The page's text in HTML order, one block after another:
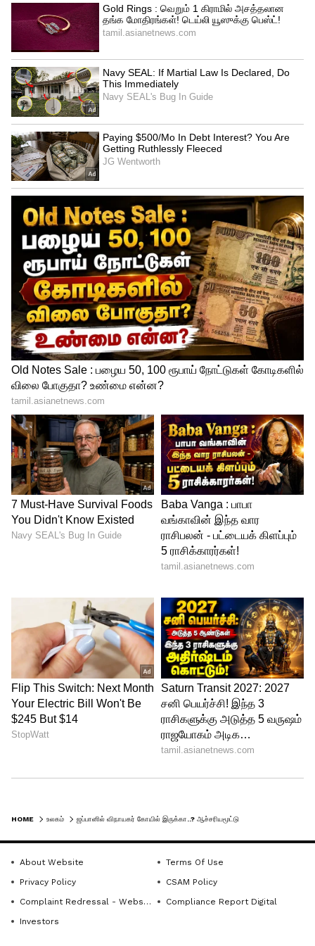
வழங்கப்படுகின்றது.
இதில் சுவாரசியம் என்னவென்றால்
இங்கிருக்கும் விநாயகர் கஷ்டங்களை
நீக்கும் கடவுளாக கருதப்படுகிறார். மேலும்
தாந்திரீக பௌத்தர்கள் எந்த வேலையையும்
தொடங்குவதற்கு முன் அவரை
வணங்குகிறார்கள். ஜப்பானியர்
தொழிலதிபர்களும் இந்த விநாயகரை
அதிகம் வழிபடுகின்றனர்..
ஜப்பானில் பின்பற்றப்படும் மதங்கள்:
ஜப்பான் நாட்டில் சிண்டோ என்னும்
மதம்தான் பெரும்பான்மையான மக்களால்
பின்பற்றப்படுகிறது. அதுபோலவே, புத்த
கிறிஸ்தவ மதம் குறைந்த அளவிலும், இந்து
மதம் மிகக் குறைந்த அளவிலும்
பின்பற்றப்பட்டு வருகிறது.
HOME உலகம்
About Website
Terms Of Use
Privacy Policy
CSAM Policy
Complaint Redressal - Website
Compliance Report Digital
Investors